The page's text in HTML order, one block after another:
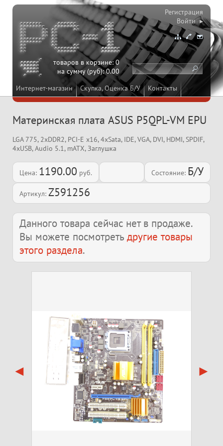
Интернет-магазин Скупка, Оценка Б/У Контакты
товаров в корзине:0
на сумму (руб):0.00
Регистрация
Войти ▸
Материнская плата ASUS P5QPL-VM EPU
LGA 775, 2xDDR2, PCI-E x16, 4xSata, IDE, VGA, DVI, HDMI, SPDIF,
4xUSB, Audio 5.1, mATX, Заглушка
Цена: 1190.00 руб. Состояние: Б/У
Артикул: Z591256
Данного товара сейчас нет в продаже.
Вы можете посмотреть другие товары
этого раздела.